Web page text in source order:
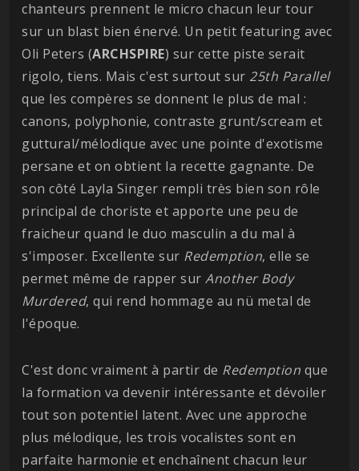
chanteurs prennent le micro chacun leur tour
sur un blast bien énervé. Un petit featuring avec
Oli Peters (ARCHSPIRE) sur cette piste serait
rigolo, tiens. Mais c'est surtout sur 25th Parallel
que les compères se donnent le plus de mal :
canons, polyphonie, contraste grunt/scream et
guttural/mélodique avec une pointe d'exotisme
persane et on obtient la recette gagnante. De
son côté Layla Singer rempli très bien son rôle
principal de choriste et apporte une peu de
fraicheur quand le duo masculin a du mal à
s'imposer. Excellente sur Redemption, elle se
permet même de rapper sur Another Body
Murdered, qui rend hommage au nü metal de
l'époque.
C'est donc vraiment à partir de Redemption que
la formation va devenir intéressante et dévoiler
tout son potentiel latent. Avec une approche
plus mélodique, les trois vocalistes sont en
parfaite harmonie et enchaînent chacun leur